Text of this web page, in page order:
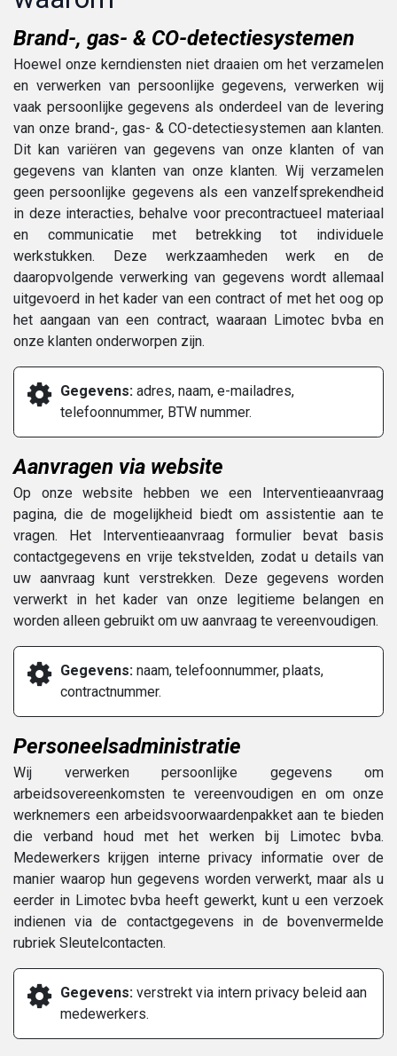
Brand-, gas- & CO-detectiesystemen
Hoewel onze kerndiensten niet draaien om het verzamelen
en verwerken van persoonlijke gegevens, verwerken wij
vaak persoonlijke gegevens als onderdeel van de levering
van onze brand-, gas- & CO-detectiesystemen aan klanten.
Dit kan variëren van gegevens van onze klanten of van
gegevens van klanten van onze klanten. Wij verzamelen
geen persoonlijke gegevens als een vanzelfsprekendheid
in deze interacties, behalve voor precontractueel materiaal
en communicatie met betrekking tot individuele
werkstukken. Deze werkzaamheden werk en de
daaropvolgende verwerking van gegevens wordt allemaal
uitgevoerd in het kader van een contract of met het oog op
het aangaan van een contract, waaraan Limotec bvba en
onze klanten onderworpen zijn.
Gegevens: adres, naam, e-mailadres,
telefoonnummer, BTW nummer.
Aanvragen via website
Op onze website hebben we een Interventieaanvraag
pagina, die de mogelijkheid biedt om assistentie aan te
vragen. Het Interventieaanvraag formulier bevat basis
contactgegevens en vrije tekstvelden, zodat u details van
uw aanvraag kunt verstrekken. Deze gegevens worden
verwerkt in het kader van onze legitieme belangen en
worden alleen gebruikt om uw aanvraag te vereenvoudigen.
Gegevens: naam, telefoonnummer, plaats,
contractnummer.
Personeelsadministratie
Wij verwerken persoonlijke gegevens om
arbeidsovereenkomsten te vereenvoudigen en om onze
werknemers een arbeidsvoorwaardenpakket aan te bieden
die verband houd met het werken bij Limotec bvba.
Medewerkers krijgen interne privacy informatie over de
manier waarop hun gegevens worden verwerkt, maar als u
eerder in Limotec bvba heeft gewerkt, kunt u een verzoek
indienen via de contactgegevens in de bovenvermelde
rubriek Sleutelcontacten.
Gegevens: verstrekt via intern privacy beleid aan
medewerkers.